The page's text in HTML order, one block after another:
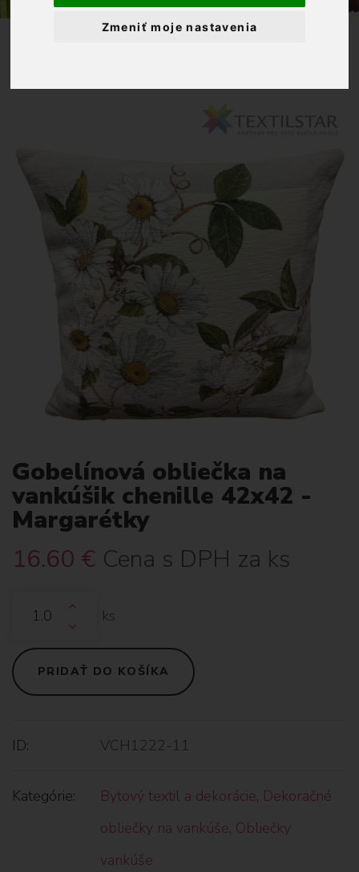
Zmeniť moje nastavenia
Gobelínová obliečka na
vankúšik chenille 42x42 -
Margarétky
16.60 € Cena s DPH za ks
ks
PRIDAŤ DO KOŠÍKA
ID: VCH1222-11
Kategórie: Bytový textil a dekorácie, Dekoračné
obliečky na vankúše, Obliečky
vankúše